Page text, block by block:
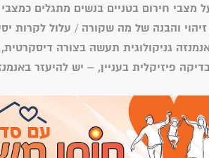
מצבי חירום בטניים בנשים מתגלים
והבנה של מה שקורה / עלול לקרות
גניקולוגית תעשה בצורה
פיזיקלית בעניין, – יש להיעזר